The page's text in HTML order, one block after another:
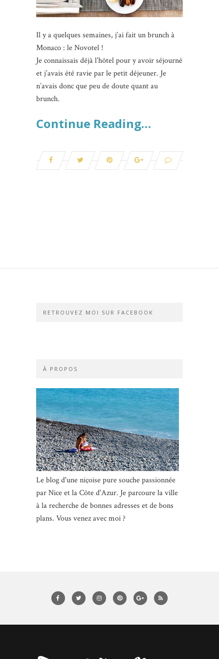
Il y a quelques semaines, j’ai fait un brunch à
Monaco : le Novotel !
Je connaissais déjà l’hôtel pour y avoir séjourné
et j’avais été ravie par le petit déjeuner. Je
n’avais donc que peu de doute quant au
brunch.
Continue Reading…
RETROUVEZ MOI SUR FACEBOOK
À PROPOS
Le blog d'une niçoise pure souche passionnée
par Nice et la Côte d'Azur. Je parcoure la ville
à la recherche de bonnes adresses et de bons
plans. Vous venez avec moi ?